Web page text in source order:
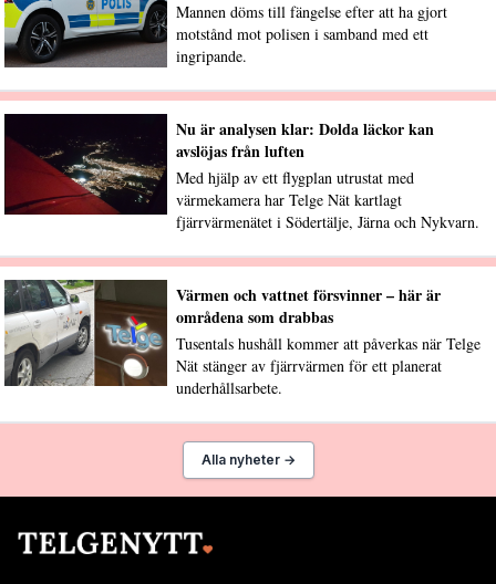
Mannen döms till fängelse efter att ha gjort
motstånd mot polisen i samband med ett
ingripande.
Nu är analysen klar: Dolda läckor kan
avslöjas från luften
Med hjälp av ett flygplan utrustat med
värmekamera har Telge Nät kartlagt
fjärrvärmenätet i Södertälje, Järna och Nykvarn.
Värmen och vattnet försvinner – här är
områdena som drabbas
Tusentals hushåll kommer att påverkas när Telge
Nät stänger av fjärrvärmen för ett planerat
underhållsarbete.
Alla nyheter →